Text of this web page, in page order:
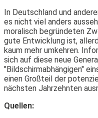
In Deutschland und
es nicht viel anders
moralisch begründeten
gute Entwicklung ist,
kaum mehr umkehren.
sich auf diese neue
"Bildschirmabhängigen"
einen Großteil der
nächsten Jahrzehnten
Quellen: